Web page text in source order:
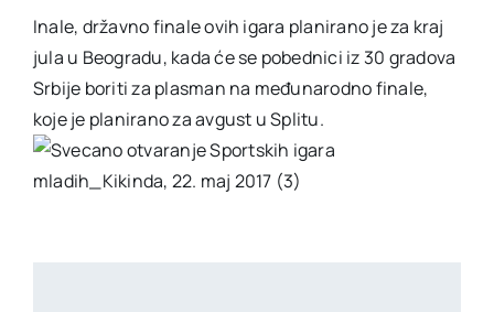
Inale, državno finale ovih igara planirano je za kraj
jula u Beogradu, kada će se pobednici iz 30 gradova
Srbije boriti za plasman na međunarodno finale,
koje je planirano za avgust u Splitu.